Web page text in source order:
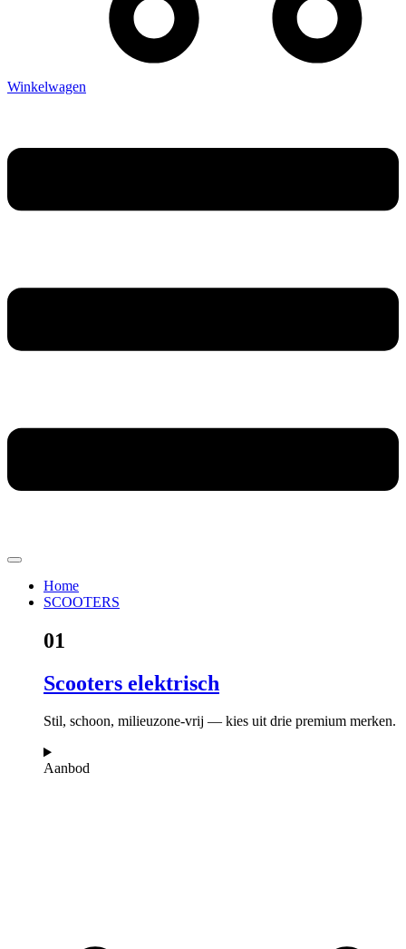
Winkelwagen
Home
SCOOTERS
01
Scooters elektrisch
Stil, schoon, milieuzone-vrij — kies uit drie premium merken.
Aanbod